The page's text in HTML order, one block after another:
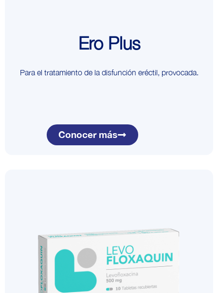
Ero Plus
Para el tratamiento de la disfunción eréctil, provocada.
Conocer más